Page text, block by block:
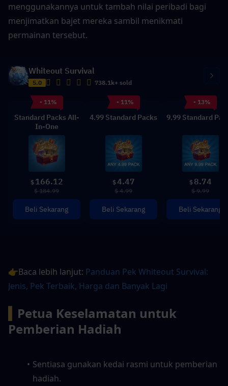
menggunakannya untuk tambah nilai peribadi bagi
menjimatkan bajet mereka sambil menikmati
permainan tersebut.
Whiteout Survival
5.0 738.1k+ sold
- 11%
Standard Packs All-
In-One
$ 166.12
$ 184.99
Beli Sekarang
- 11%
4.99 Standard Packs
$4.47
$ 4.99
Beli Sekarang
- 13%
9.99 Standard
$ 8.74
$ 9.99
Beli Sekarang
👉Baca lebih lanjut: Panduan Pek Whiteout Survival:
Jenis, Pek Terbaik, Harga dan Banyak Lagi
Petua Keselamatan untuk
Pemberian Hadiah
Sentiasa gunakan kedai rasmi untuk pemberian
hadiah.